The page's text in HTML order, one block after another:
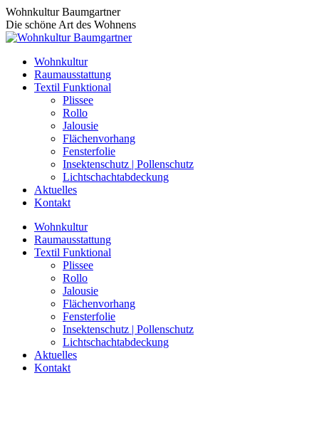
Zum
Inhalt
springen
Wohnkultur Baumgartner
Die schöne Art des Wohnens
Wohnkultur
Raumausstattung
Textil Funktional
Plissee
Rollo
Jalousie
Flächenvorhang
Fensterfolie
Insektenschutz | Pollenschutz
Lichtschachtabdeckung
Aktuelles
Kontakt
Wohnkultur
Raumausstattung
Textil Funktional
Plissee
Rollo
Jalousie
Flächenvorhang
Fensterfolie
Insektenschutz | Pollenschutz
Lichtschachtabdeckung
Aktuelles
Kontakt